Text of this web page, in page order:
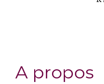
a propos